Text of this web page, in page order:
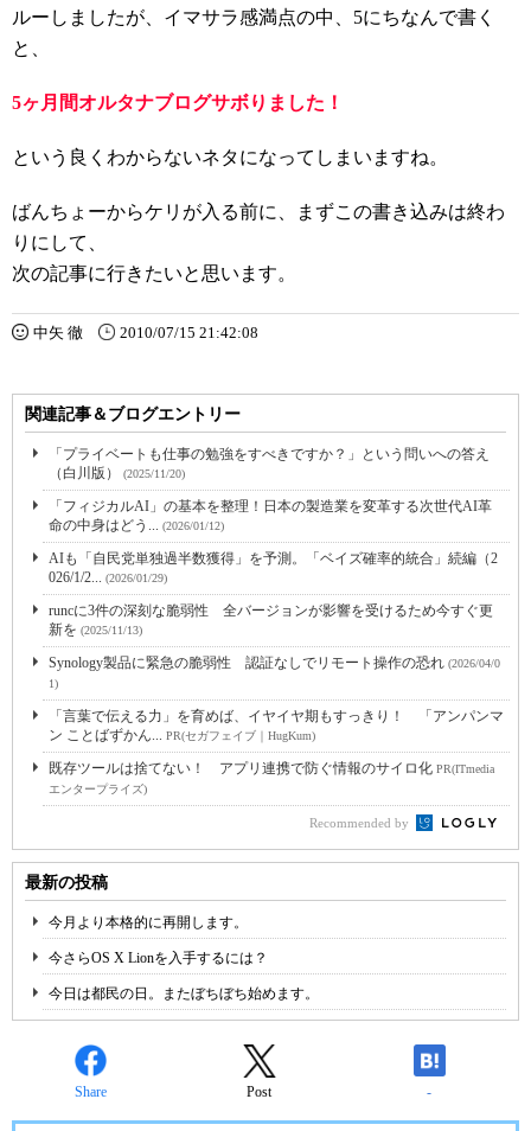
ルーしましたが、イマサラ感満点の中、5にちなんで書く
と、
5ヶ月間オルタナブログサボりました！
という良くわからないネタになってしまいますね。
ばんちょーからケリが入る前に、まずこの書き込みは終わ
りにして、
次の記事に行きたいと思います。
中矢 徹 2010/07/15 21:42:08
関連記事＆ブログエントリー
「プライベートも仕事の勉強をすべきですか？」という問いへの答え
（白川版）
(2025/11/20)
「フィジカルAI」の基本を整理！日本の製造業を変革する次世代AI革
命の中身はどう... (2026/01/12)
AIも「自民党単独過半数獲得」を予測。「ベイズ確率的統合」続編（2
026/1/2... (2026/01/29)
runcに3件の深刻な脆弱性 全バージョンが影響を受けるため今すぐ更
新を (2025/11/13)
Synology製品に緊急の脆弱性 認証なしでリモート操作の恐れ (2026/04/0
1)
「言葉で伝える力」を育めば、イヤイヤ期もすっきり！ 「アンパンマ
ン ことばずかん... PR(セガフェイブ｜HugKum)
既存ツールは捨てない！ アプリ連携で防ぐ情報のサイロ化 PR(ITmedia
エンタープライズ)
Recommended by
最新の投稿
今月より本格的に再開します。
今さらOS X Lionを入手するには？
今日は都民の日。またぼちぼち始めます。
Share Post -